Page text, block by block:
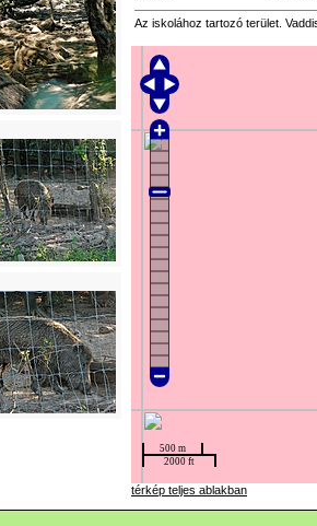
Az iskolához tartozó terület.
térkép teljes ablakban